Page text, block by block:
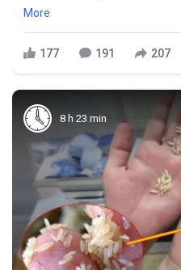
More
177 191 207
8 h 23 min